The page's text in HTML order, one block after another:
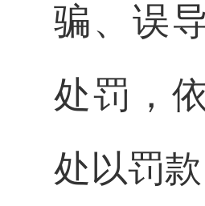
骗、误
处罚，
处以罚